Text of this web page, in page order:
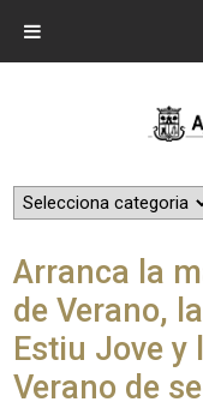
Arranca la
de Verano,
Estiu Jove y
Verano de